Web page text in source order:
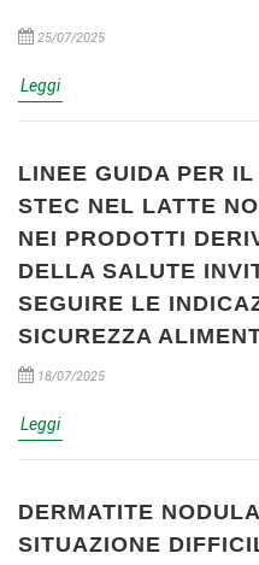
25/07/2025
Leggi
LINEE GUIDA PER
STEC NEL LATTE
NEI PRODOTTI
DELLA SALUTE
SEGUIRE LE
SICUREZZA
18/07/2025
Leggi
DERMATITE
SITUAZIONE